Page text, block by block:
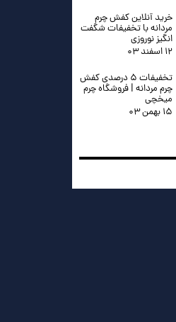
خرید آنلاین کفش چرم
مردانه با تخفیفات شگفت
انگیز نوروزی
۱۲ اسفند ۰۳
تخفیفات ۵ درصدی کفش
چرم مردانه | فروشگاه چرم
میخچی
۱۵ بهمن ۰۳